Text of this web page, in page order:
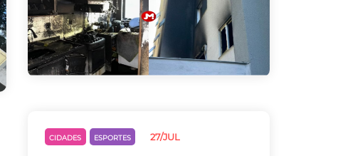
CIDADES ESPORTES 27/JUL